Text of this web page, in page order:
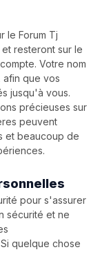
le Forum Tj
resteront sur le
Votre nom
afin que vos
jusqu'à vous.
précieuses sur
peuvent
et beaucoup de
pour s'assurer
sécurité et ne
quelque chose